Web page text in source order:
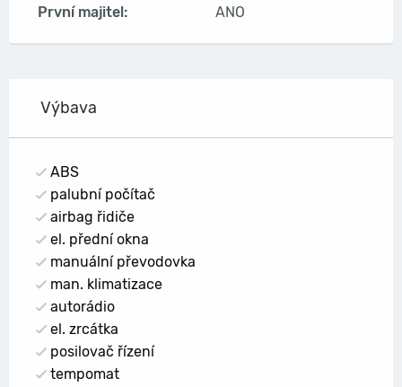
První majitel:
ANO
Výbava
ABS
palubní počítač
airbag řidiče
el. přední okna
manuální převodovka
man. klimatizace
autorádio
el. zrcátka
posilovač řízení
tempomat